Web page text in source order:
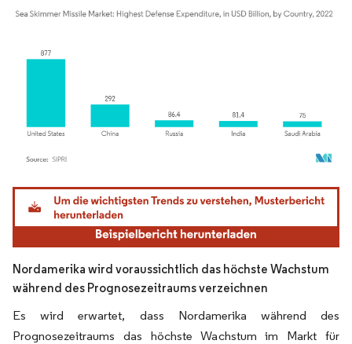
Bild © Mordor Intelligence. Wiederverwendung erfordert Namensnennung gemäß
Nordamerika wird voraussichtlich das höchste Wachstum
während des Prognosezeitraums verzeichnen
Es wird erwartet, dass Nordamerika während des
Prognosezeitraums das höchste Wachstum im Markt für